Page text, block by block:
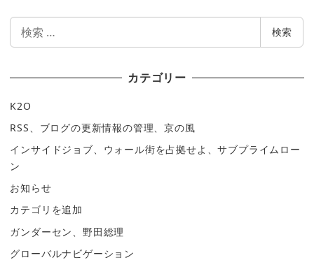
検
検索
カテゴリー
K2O
RSS、ブログの更新情報の管理、京の風
インサイドジョブ、ウォール街を占拠せよ、サブプライムロー
ン
お知らせ
カテゴリを追加
ガンダーセン、野田総理
グローバルナビゲーション